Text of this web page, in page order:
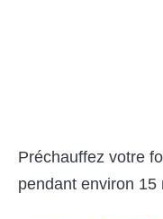
Préchauffez votre
pendant environ 15